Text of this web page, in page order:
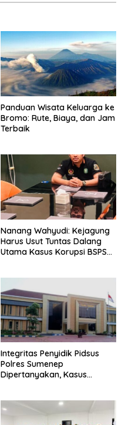
Panduan Wisata Keluarga ke
Bromo: Rute, Biaya, dan Jam
Terbaik
Nanang Wahyudi: Kejagung
Harus Usut Tuntas Dalang
Utama Kasus Korupsi BSPS
Integritas Penyidik Pidsus
Polres Sumenep
Dipertanyakan, Kasus
Kepastian